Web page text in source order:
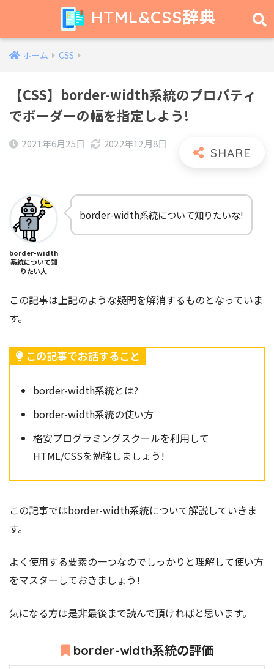
HTML&CSS辞典
ホーム CSS
【CSS】border-width系統のプロパティ
でボーダーの幅を指定しよう!
2021年6月25日 2022年12月8日
border-width
系統について知
りたい人
border-width系統について知りたいな!
この記事は上記のような疑問を解消するものとなっていま
す。
この記事でお話すること
border-width系統とは?
border-width系統の使い方
格安プログラミングスクールを利用して
HTML/CSSを勉強しましょう!
この記事ではborder-width系統について解説していきま
す。
よく使用する要素の一つなのでしっかりと理解して使い方
をマスターしておきましょう!
気になる方は是非最後まで読んで頂ければと思います。
border-width系統の評価